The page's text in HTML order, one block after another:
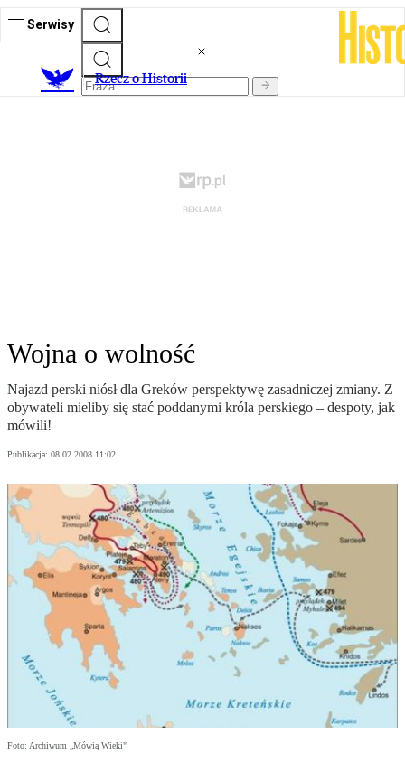
Serwisy
Rzecz o Historii
Wojna o wolność
Najazd perski niósł dla Greków perspektywę zasadniczej zmiany. Z
obywateli mieliby się stać poddanymi króla perskiego – despoty, jak
mówili!
Publikacja: 08.02.2008 11:02
Foto: Archiwum „Mówią Wieki"